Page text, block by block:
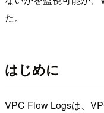
た。
はじめに
VPC Flow Logsは、